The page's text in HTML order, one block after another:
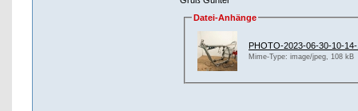
Datei-Anhänge
PHOTO-2023-06-30-10-
Mime-Type: image/jpeg, 108 kB